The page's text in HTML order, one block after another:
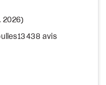
2026)
13 438 avis